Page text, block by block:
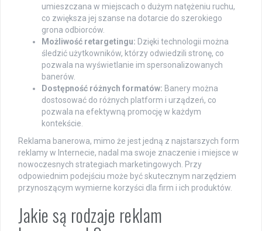
umieszczana w miejscach o dużym natężeniu ruchu,
co zwiększa jej szanse na dotarcie do szerokiego
grona odbiorców.
Możliwość retargetingu: Dzięki technologii można
śledzić użytkowników, którzy odwiedzili stronę, co
pozwala na wyświetlanie im spersonalizowanych
banerów.
Dostępność różnych formatów: Banery można
dostosować do różnych platform i urządzeń, co
pozwala na efektywną promocję w każdym
kontekście.
Reklama banerowa, mimo że jest jedną z najstarszych form
reklamy w Internecie, nadal ma swoje znaczenie i miejsce w
nowoczesnych strategiach marketingowych. Przy
odpowiednim podejściu może być skutecznym narzędziem
przynoszącym wymierne korzyści dla firm i ich produktów.
Jakie są rodzaje reklam